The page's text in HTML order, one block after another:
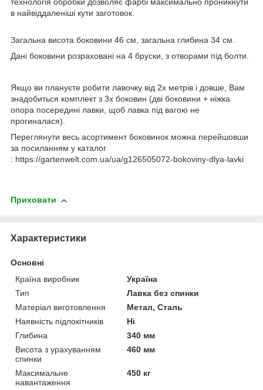
технологія обробки дозволяє фарбі максимально проникнути
в найвіддаленіші кути заготовок.
Загальна висота боковини 46 см, загальна глибина 34 см.
Дані боковини розраховані на 4 бруски, з отворами під болти.
Якщо ви плануєте робити лавочку від 2х метрів і довше, Вам
знадобиться комплект з 3х боковин (дві боковини + ніжка
опора посередині лавки, щоб лавка під вагою не
прогиналася).
Переглянути весь асортимент боковинок можна перейшовши
за посиланням у каталог
: https://gartenwelt.com.ua/ua/g126505072-bokoviny-dlya-lavki
Приховати
Характеристики
Основні
Країна виробник
Україна
Тип
Лавка без спинки
Матеріал виготовлення
Метал, Сталь
Наявність підлокітників
Ні
Глибина
340 мм
Висота з урахуванням
спинки
460 мм
Максимальне
навантаження
450 кг